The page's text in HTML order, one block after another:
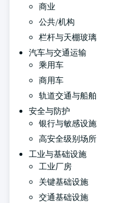
商业
公共/机构
栏杆与天棚玻璃
汽车与交通运输
乘用车
商用车
轨道交通与船舶
安全与防护
银行与敏感设施
高安全级别场所
工业与基础设施
工业厂房
关键基础设施
交通基础设施